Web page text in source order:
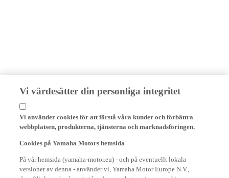
Vi värdesätter din personliga integritet
Vi använder cookies för att förstå våra kunder och förbättra
webbplatsen, produkterna, tjänsterna och marknadsföringen.
versioner av denna - använder vi, Yamaha Motor Europe N.V.,
dess filialer och våra närstående samarbetspartners, cookies,